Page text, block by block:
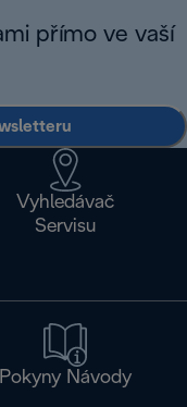
přímo ve vaší
Vyhledávač
Servisu
Pokyny Návody